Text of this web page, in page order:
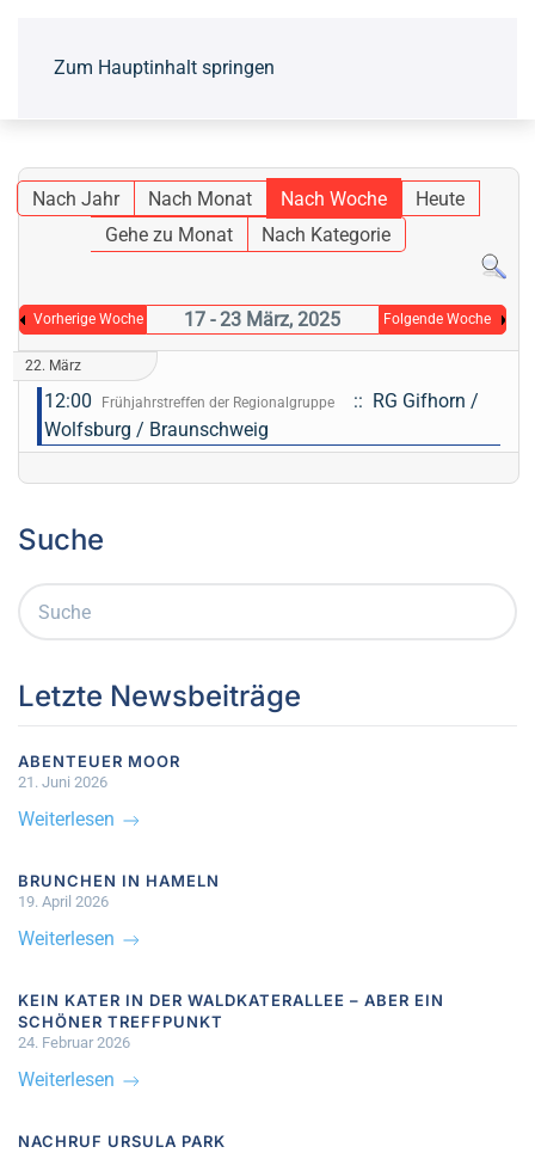
Zum Hauptinhalt springen
Nach Jahr Nach Monat Nach Woche
Heute
Gehe zu Monat
Nach Kategorie
Vorherige Woche 17 - 23 März, 2025 Folgende Woche
22. März
12:00 Frühjahrstreffen der Regionalgruppe
:: RG Gifhorn /
Wolfsburg / Braunschweig
Suche
Letzte Newsbeiträge
ABENTEUER MOOR
21. Juni 2026
Weiterlesen
BRUNCHEN IN HAMELN
19. April 2026
Weiterlesen
KEIN KATER IN DER WALDKATERALLEE – ABER EIN
SCHÖNER TREFFPUNKT
24. Februar 2026
Weiterlesen
NACHRUF URSULA PARK